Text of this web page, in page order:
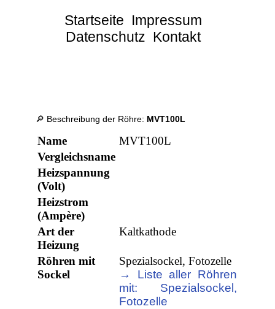
Startseite Impressum
Datenschutz Kontakt
🔎 Beschreibung der Röhre: MVT100L
Name
MVT100L
Vergleichsname
Heizspannung
(Volt)
Heizstrom
(Ampère)
Art der
Heizung
Kaltkathode
Röhren mit
Sockel
Spezialsockel, Fotozelle
→ Liste aller Röhren
mit: Spezialsockel,
Fotozelle